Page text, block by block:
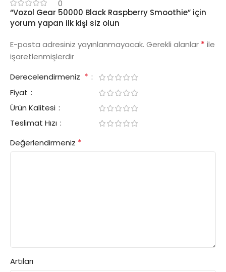
0
“Vozol Gear 50000 Black Raspberry Smoothie” için
yorum yapan ilk kişi siz olun
E-posta adresiniz yayınlanmayacak. Gerekli alanlar * ile
işaretlenmişlerdir
Derecelendirmeniz *
Fiyat
Ürün Kalitesi
Teslimat Hızı
Değerlendirmeniz *
Artıları